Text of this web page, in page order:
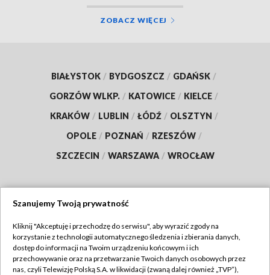
ZOBACZ WIĘCEJ
BIAŁYSTOK / BYDGOSZCZ / GDAŃSK /
GORZÓW WLKP. / KATOWICE / KIELCE /
KRAKÓW / LUBLIN / ŁÓDŹ / OLSZTYN /
OPOLE / POZNAŃ / RZESZÓW /
SZCZECIN / WARSZAWA / WROCŁAW
TVP
Abonament TVP
Regulamin TVP
Szanujemy Twoją prywatność
Kliknij "Akceptuję i przechodzę do serwisu", aby wyrazić zgody na
korzystanie z technologii automatycznego śledzenia i zbierania danych,
dostęp do informacji na Twoim urządzeniu końcowym i ich
przechowywanie oraz na przetwarzanie Twoich danych osobowych przez
nas, czyli Telewizję Polską S.A. w likwidacji (zwaną dalej również „TVP”),